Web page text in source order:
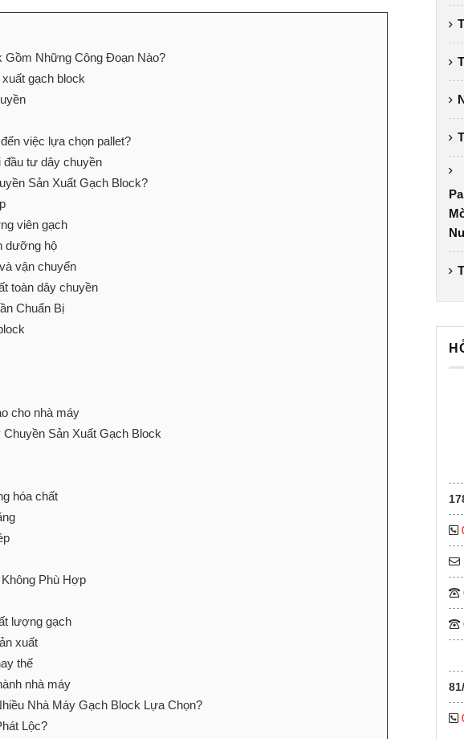
Gồm Những Công Đoạn Nào?
gạch block
việc lựa chọn pallet?
tư dây chuyền
Sản Xuất Gạch Block?
viên gạch
dưỡng hộ
vận chuyển
toàn dây chuyền
Chuẩn Bị
cho nhà máy
Sản Xuất Gạch Block
hóa chất
Phù Hợp
lượng gạch
xuất
thế
nhà máy
Nhà Máy Gạch Block Lựa Chọn?
Lộc?